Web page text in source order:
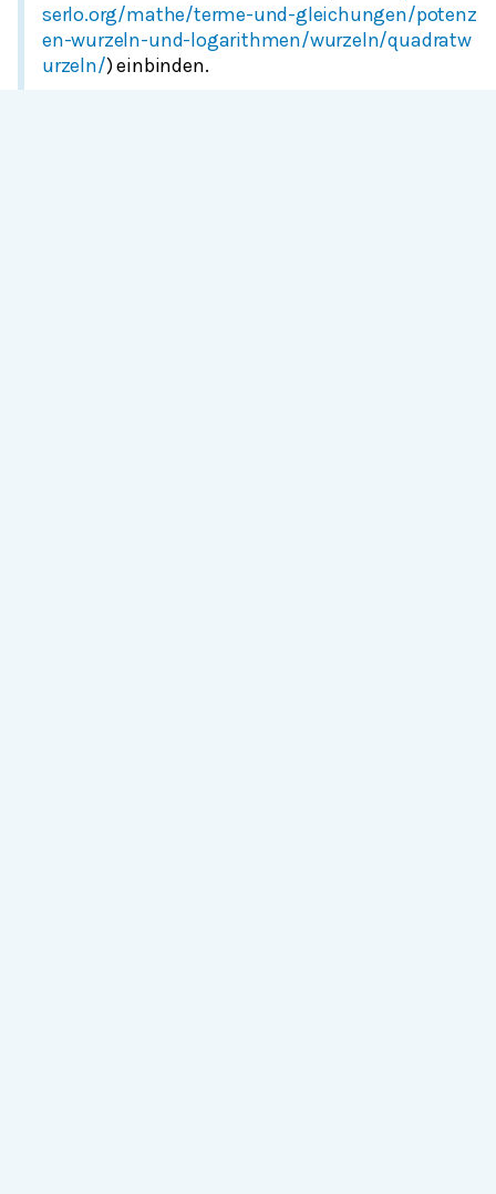
serlo.org/mathe/terme-und-gleichungen/potenz
en-wurzeln-und-logarithmen/wurzeln/quadratw
urzeln/) einbinden.